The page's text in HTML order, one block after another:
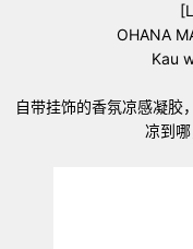
OHANA
Kau
自带挂饰的香氛凉感凝胶
凉到哪